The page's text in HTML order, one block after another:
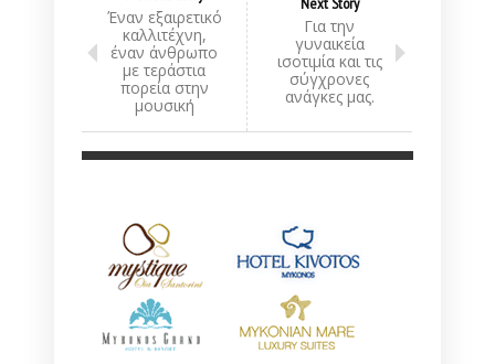
Έναν εξαιρετικό
καλλιτέχνη,
έναν άνθρωπο
με τεράστια
πορεία στην
μουσική
Για την
γυναικεία
ισοτιμία και τις
σύγχρονες
ανάγκες μας.